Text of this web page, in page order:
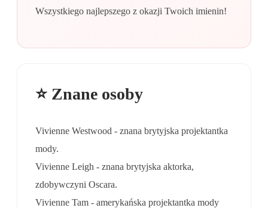
Wszystkiego najlepszego z okazji Twoich imienin!
⭐ Znane osoby
Vivienne Westwood - znana brytyjska projektantka
mody.
Vivienne Leigh - znana brytyjska aktorka,
zdobywczyni Oscara.
Vivienne Tam - amerykańska projektantka mody